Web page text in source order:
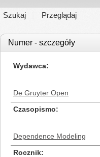
Szukaj Przeglądaj
Numer - szczegóły
Wydawca
De Gruyter Open
Czasopismo
Dependence Modeling
Rocznik